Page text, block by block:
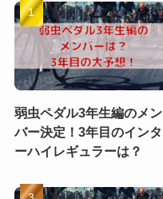
弱虫ペダル3年生編のメン
バー決定！3年目のインタ
ーハイレギュラーは？